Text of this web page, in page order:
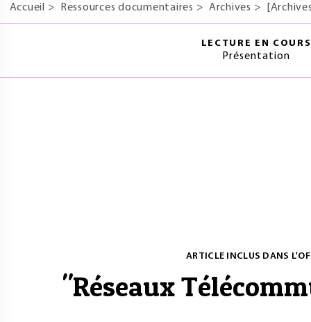
Accueil > Ressources documentaires > Archives >
LECTURE EN COURS
Présentation
ARTICLE INCLUS DANS
"Réseaux